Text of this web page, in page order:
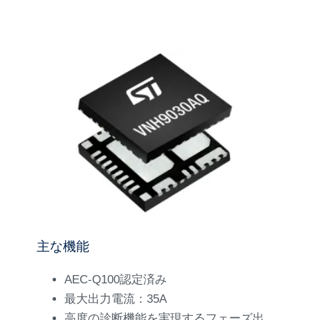
主な機能
AEC-Q100認定済み
最大出力電流：35A